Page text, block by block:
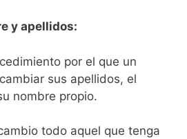
y apellidos:
por el que un
sus apellidos, el
nombre propio.
todo aquel que tenga